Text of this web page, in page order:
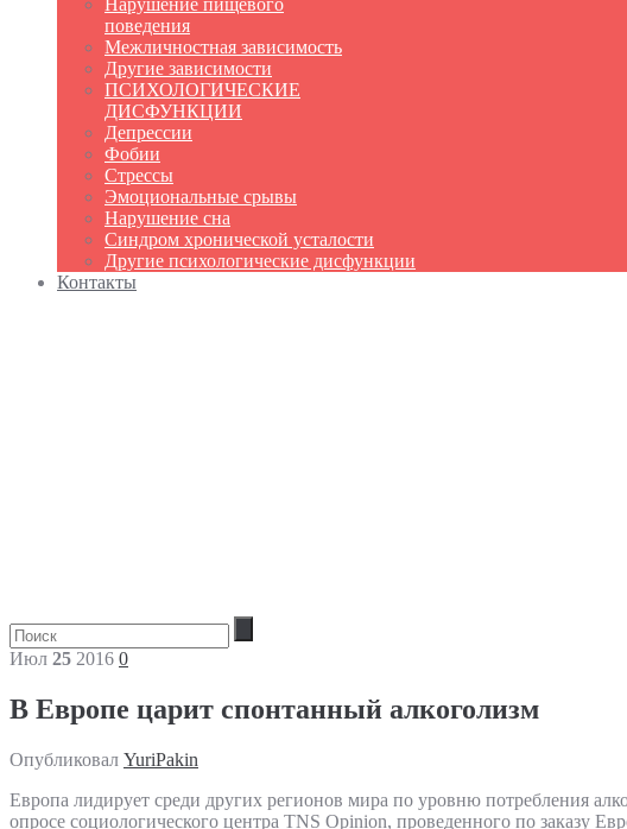
поведения
Межличностная зависимость
Другие зависимости
ПСИХОЛОГИЧЕСКИЕ
ДИСФУНКЦИИ
Депрессии
Фобии
Стрессы
Эмоциональные срывы
Нарушение сна
Синдром хронической усталости
Другие психологические дисфункции
Контакты
Июл 25 2016 0
В Европе царит спонтанный алкоголизм
Опубликовал YuriPakin
Европа лидирует среди других регионов мира по уровню потребления
опросе социологического центра TNS Opinion, проведенного по заказу